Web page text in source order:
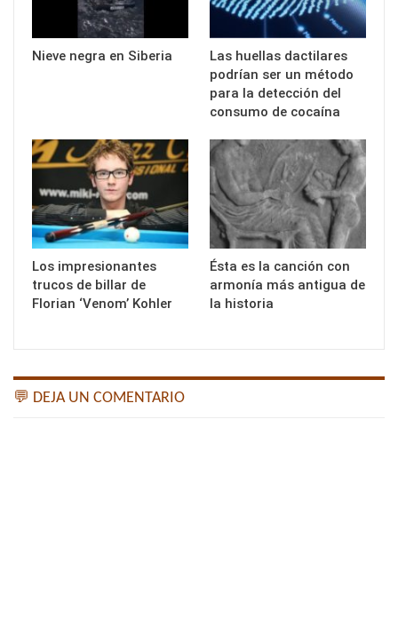
Nieve negra en Siberia
Las huellas dactilares
podrían ser un método
para la detección del
consumo de cocaína
Los impresionantes
trucos de billar de
Florian ‘Venom’ Kohler
Ésta es la canción con
armonía más antigua de
la historia
💬 DEJA UN COMENTARIO